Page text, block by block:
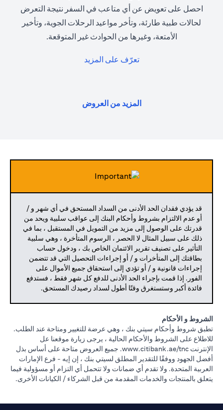
احصل على تعويض عن أي متاعب في السفر نتيجة التعرض
لحالات طبية طارئة، وتأخر مواعيد الرحلات الجوية، وتأخير
الأمتعة، وغيرها من الحوادث غير المتوقعة.
تعرّف على المزيد
المزيد من العروض
قد يؤدي فقدان الحد الأدنى من السداد المستحق في أي شهر و /
أو عدم الالتزام بشروط وأحكام البنك إلى عواقب سلبية ويحد من
قدرتك على الوصول إلى مزيد من التمويل في المستقبل ، بما في
ذلك على سبيل المثال لا الحصر ، الرسوم المتأخرة ، وهي سلبية
التأثير على تصنيف تقرير الائتمان الخاص بك ، ودخول حساب
بطاقتك إلى المتأخرات و / أو إجراءات التحصيل التي قد تتضمن
إجراءات قانونية و / أو تؤدي إلى استحقاق جميع الأموال على
الفور. إذا قمت بإجراء الحد الأدنى للدفع كل شهر فقط ، فستدفع
فائدة أكبر وستستغرق وقتًا أطول لسداد رصيدك المستحق.
الشروط و الأحكام
تطبق شروط وأحكام سيتي بنك ، وهي عرضة للتغيير ومتاحة عند الطلب.
للاطلاع على الشروط والأحكام الحالية ، يرجى زيارة موقعنا عل
الإنترنت www.citibank.ae/tnc.
opens in a new tab
جميع العروض متاحة على أساس بذل
أفضل الجهود ووفقًا للتقدير المطلق لسيتي بنك ، إن إيه - فرع الإمارات
العربية المتحدة. ولا تقدم أي ضمانات ولا تتحمل أي التزام أو مسؤولية فيما
يتعلق بالمنتجات والخدمات المقدمة من قبل الشركاء / الكيانات الأخرى.